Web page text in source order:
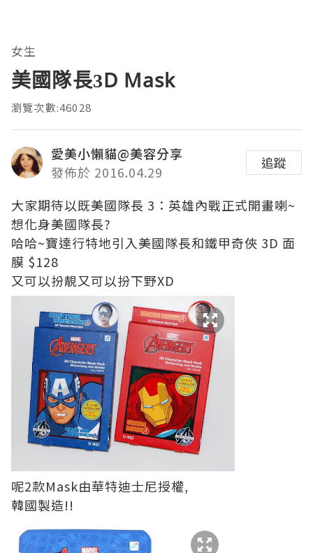
女生
美國隊長3D Mask
瀏覽次數:46028
愛美小懶貓@美容分享
發佈於 2016.04.29
追蹤
大家期待以既美國隊長 3：英雄內戰正式開畫喇~
想化身美國隊長?
哈哈~寶達行特地引入美國隊長和鐵甲奇俠 3D 面
膜 $128
又可以扮靚又可以扮下野XD
呢2款Mask由華特迪士尼授權,
韓國製造!!